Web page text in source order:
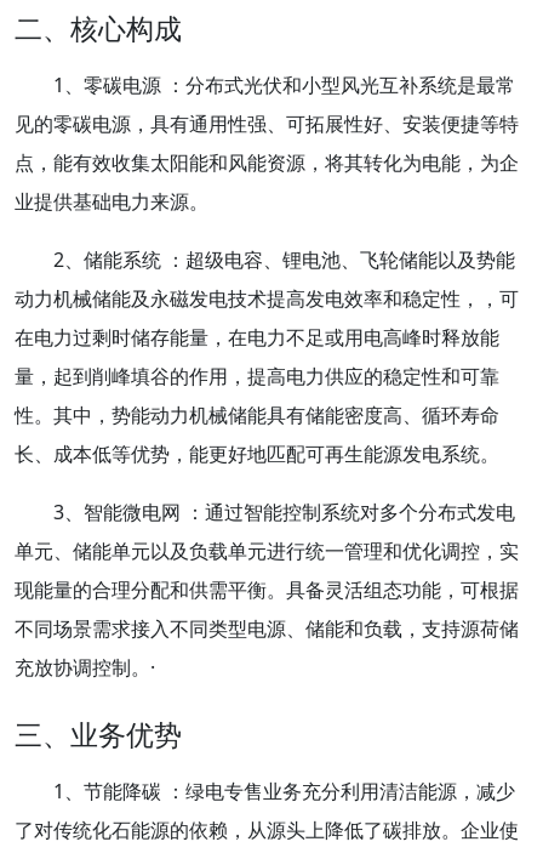
二、核心构成
1、零碳电源 ：分布式光伏和小型风光互补系统是最常
见的零碳电源，具有通用性强、可拓展性好、安装便捷等特
点，能有效收集太阳能和风能资源，将其转化为电能，为企
业提供基础电力来源。
2、储能系统 ：超级电容、锂电池、飞轮储能以及势能
动力机械储能及永磁发电技术提高发电效率和稳定性，，可
在电力过剩时储存能量，在电力不足或用电高峰时释放能
量，起到削峰填谷的作用，提高电力供应的稳定性和可靠
性。其中，势能动力机械储能具有储能密度高、循环寿命
长、成本低等优势，能更好地匹配可再生能源发电系统。
3、智能微电网 ：通过智能控制系统对多个分布式发电
单元、储能单元以及负载单元进行统一管理和优化调控，实
现能量的合理分配和供需平衡。具备灵活组态功能，可根据
不同场景需求接入不同类型电源、储能和负载，支持源荷储
充放协调控制。 ·
三、业务优势
1、节能降碳 ：绿电专售业务充分利用清洁能源，减少
了对传统化石能源的依赖，从源头上降低了碳排放。企业使